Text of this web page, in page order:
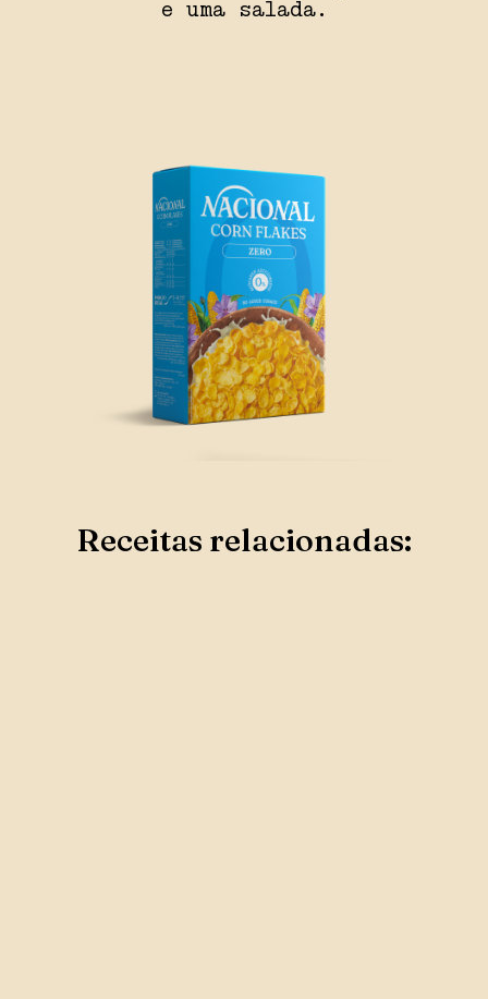
e uma salada.
Receitas relacionadas: